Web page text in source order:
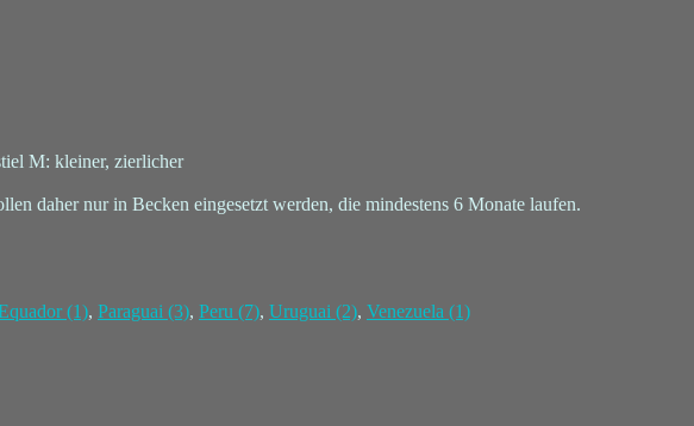
M: kleiner, zierlicher
daher nur in Becken eingesetzt werden, die mindestens 6 Monate laufen.
(1), Paraguai (3), Peru (7), Uruguai (2), Venezuela (1)